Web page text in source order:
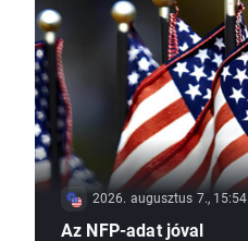
2026. augusztus 7., 15:54
Az NFP-adat jóval